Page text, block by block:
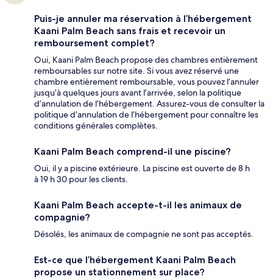
Puis-je annuler ma réservation à l’hébergement
Kaani Palm Beach sans frais et recevoir un
remboursement complet?
Oui, Kaani Palm Beach propose des chambres entièrement
remboursables sur notre site. Si vous avez réservé une
chambre entièrement remboursable, vous pouvez l’annuler
jusqu’à quelques jours avant l’arrivée, selon la politique
d’annulation de l’hébergement. Assurez-vous de consulter la
politique d’annulation de l’hébergement pour connaître les
conditions générales complètes.
Kaani Palm Beach comprend-il une piscine?
Oui, il y a piscine extérieure. La piscine est ouverte de 8 h
à 19 h 30 pour les clients.
Kaani Palm Beach accepte-t-il les animaux de
compagnie?
Désolés, les animaux de compagnie ne sont pas acceptés.
Est-ce que l’hébergement Kaani Palm Beach
propose un stationnement sur place?